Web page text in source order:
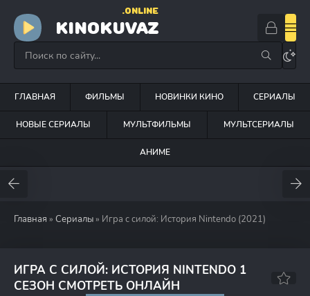
KINOKUVAZ
.ONLINE
ГЛАВНАЯ ФИЛЬМЫ НОВИНКИ КИНО СЕРИАЛЫ
НОВЫЕ СЕРИАЛЫ МУЛЬТФИЛЬМЫ МУЛЬТСЕРИАЛЫ
АНИМЕ
Главная » Сериалы » Игра с силой: История Nintendo (2021)
ИГРА С СИЛОЙ: ИСТОРИЯ NINTENDO 1
СЕЗОН СМОТРЕТЬ ОНЛАЙН
7.6